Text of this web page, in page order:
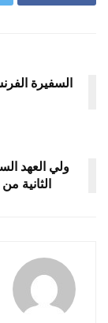
السفيرة
ولي العهد
الثانية